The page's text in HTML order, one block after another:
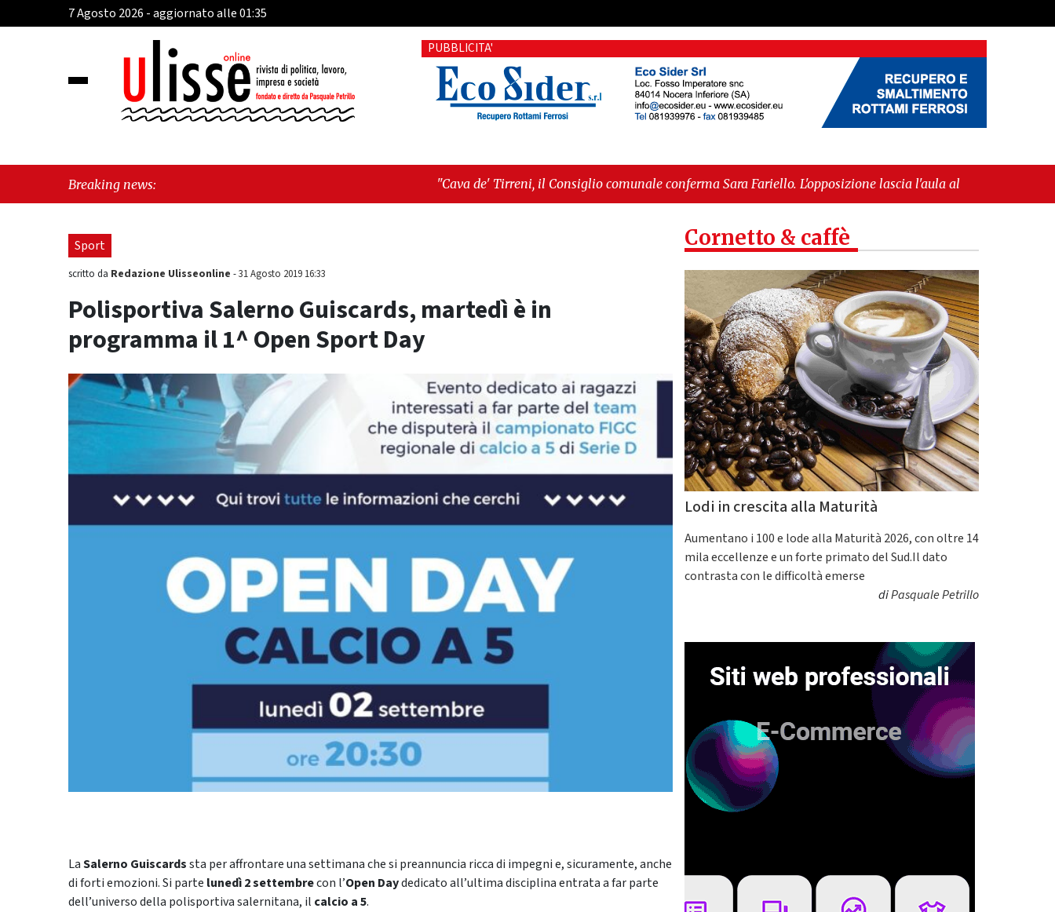
7 Agosto 2026 - aggiornato alle 01:35
PUBBLICITA'
Breaking news: "Cava de' Tirreni, il Consiglio comunale conferma Sara Fariello. L'opposizione lascia l'aula al momento del voto"
"Vietri sul Mare, giornata storica: la ceramica ammessa alla fase europea per l’IGP"
Sport
scritto da Redazione Ulisseonline -31 Agosto 2019 16:33
Polisportiva Salerno Guiscards, martedì è in
programma il 1^ Open Sport Day
LaSalerno Guiscardssta per affrontare una settimana che si preannuncia ricca di impegni e, sicuramente, anche
di forti emozioni. Si parte lunedì 2 settembrecon l’Open Daydedicato all’ultima disciplina entrata a far parte
dell’universo della polisportiva salernitana, il calcio a 5.
Cornetto & caffè
Lodi in crescita alla Maturità
Aumentano i 100 e lode alla Maturità 2026, con oltre 14
mila eccellenze e un forte primato del Sud.Il dato
contrasta con le difficoltà emerse
diPasquale Petrillo